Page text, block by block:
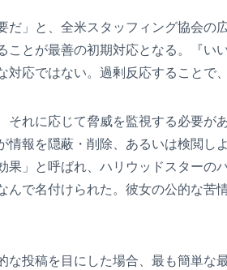
」と、全米スタッフィング協会
とが最善の初期対応となる。『
応ではない。過剰反応することで
れに応じて脅威を監視する必要が
報を隠蔽・削除、あるいは検閲
」と呼ばれ、ハリウッドスター
で名付けられた。彼女の公的な
投稿を目にした場合、最も簡単